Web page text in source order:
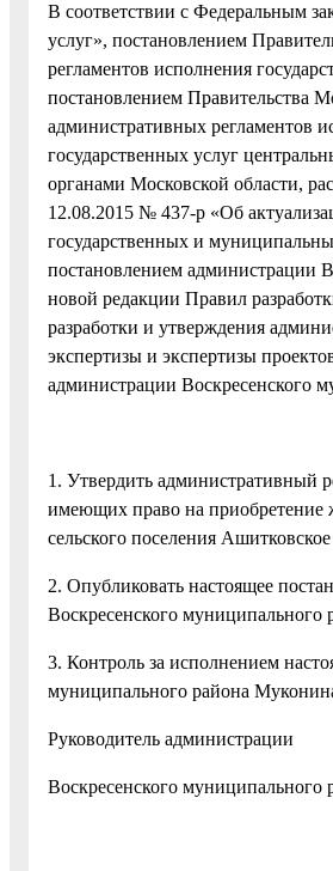
В соответствии с Федеральным
услуг», постановлением
регламентов исполнения
постановлением Правительства
административных регламентов
государственных услуг
органами Московской области,
12.08.2015 № 437-р «Об
государственных и
постановлением администрации
новой редакции Правил
разработки и утверждения
экспертизы и экспертизы
администрации Воскресенского
1. Утвердить административный
имеющих право на приобретение
сельского поселения
2. Опубликовать настоящее
Воскресенского муниципального
3. Контроль за исполнением
муниципального района
Руководитель администрации
Воскресенского